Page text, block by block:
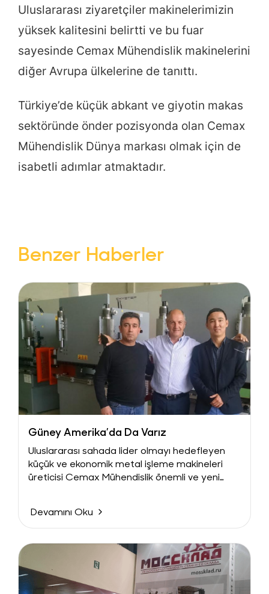
Uluslararası ziyaretçiler makinelerimizin
yüksek kalitesini belirtti ve bu fuar
sayesinde Cemax Mühendislik makinelerini
diğer Avrupa ülkelerine de tanıttı.
Türkiye’de küçük abkant ve giyotin makas
sektöründe önder pozisyonda olan Cemax
Mühendislik Dünya markası olmak için de
isabetli adımlar atmaktadır.
Benzer Haberler
Güney Amerika’da Da Varız
Uluslararası sahada lider olmayı hedefleyen
küçük ve ekonomik metal işleme makineleri
üreticisi Cemax Mühendislik önemli ve yeni
Devamını Oku